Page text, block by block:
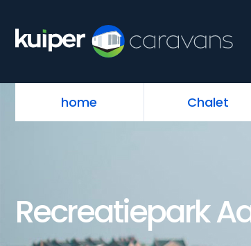
home Chalet
Recreatiepark